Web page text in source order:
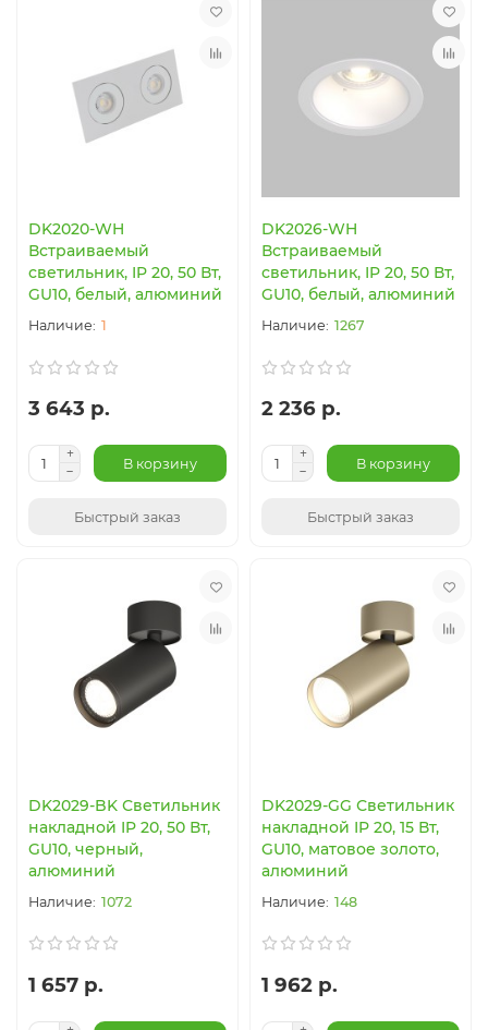
DK2020-WH
Встраиваемый
светильник, IP 20, 50 Вт,
GU10, белый, алюминий
1
3 643 р.
В корзину
Быстрый заказ
DK2026-WH
Встраиваемый
светильник, IP 20, 50 Вт,
GU10, белый, алюминий
1267
2 236 р.
В корзину
Быстрый заказ
DK2029-BK Светильник
накладной IP 20, 50 Вт,
GU10, черный,
алюминий
1072
1 657 р.
DK2029-GG Светильник
накладной IP 20, 15 Вт,
GU10, матовое золото,
алюминий
148
1 962 р.